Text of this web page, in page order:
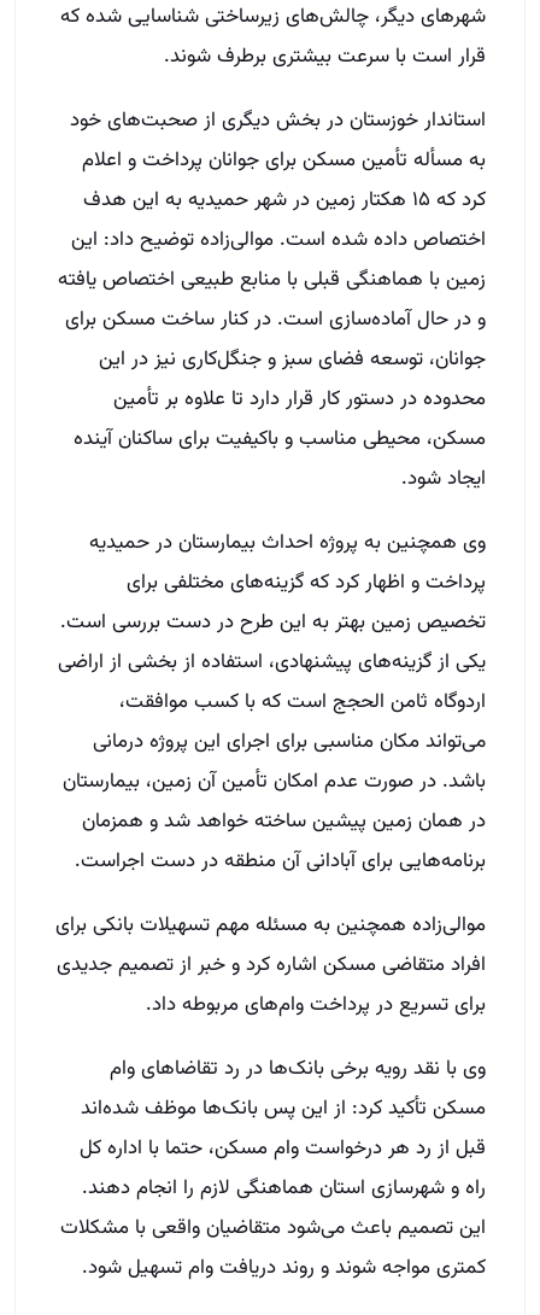
شهرهای دیگر، چالش‌های زیرساختی شناسایی شده که
قرار است با سرعت بیشتری برطرف شوند.
استاندار خوزستان در بخش دیگری از صحبت‌های خود
به مسأله تأمین مسکن برای جوانان پرداخت و اعلام
کرد که ۱۵ هکتار زمین در شهر حمیدیه به این هدف
اختصاص داده شده است. موالی‌زاده توضیح داد: این
زمین با هماهنگی قبلی با منابع طبیعی اختصاص یافته
و در حال آماده‌سازی است. در کنار ساخت مسکن برای
جوانان، توسعه فضای سبز و جنگل‌کاری نیز در این
محدوده در دستور کار قرار دارد تا علاوه بر تأمین
مسکن، محیطی مناسب و باکیفیت برای ساکنان آینده
ایجاد شود.
وی همچنین به پروژه احداث بیمارستان در حمیدیه
پرداخت و اظهار کرد که گزینه‌های مختلفی برای
تخصیص زمین بهتر به این طرح در دست بررسی است.
یکی از گزینه‌های پیشنهادی، استفاده از بخشی از اراضی
اردوگاه ثامن الحجج است که با کسب موافقت،
می‌تواند مکان مناسبی برای اجرای این پروژه درمانی
باشد. در صورت عدم امکان تأمین آن زمین، بیمارستان
در همان زمین پیشین ساخته خواهد شد و همزمان
برنامه‌هایی برای آبادانی آن منطقه در دست اجراست.
موالی‌زاده همچنین به مسئله مهم تسهیلات بانکی برای
افراد متقاضی مسکن اشاره کرد و خبر از تصمیم جدیدی
برای تسریع در پرداخت وام‌های مربوطه داد.
وی با نقد رویه برخی بانک‌ها در رد تقاضاهای وام
مسکن تأکید کرد: از این پس بانک‌ها موظف شده‌اند
قبل از رد هر درخواست وام مسکن، حتما با اداره کل
راه و شهرسازی استان هماهنگی لازم را انجام دهند.
این تصمیم باعث می‌شود متقاضیان واقعی با مشکلات
کمتری مواجه شوند و روند دریافت وام تسهیل شود.